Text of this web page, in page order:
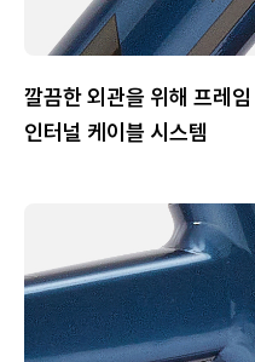
깔끔한 외관을 위해 프레
인터널 케이블 시스템